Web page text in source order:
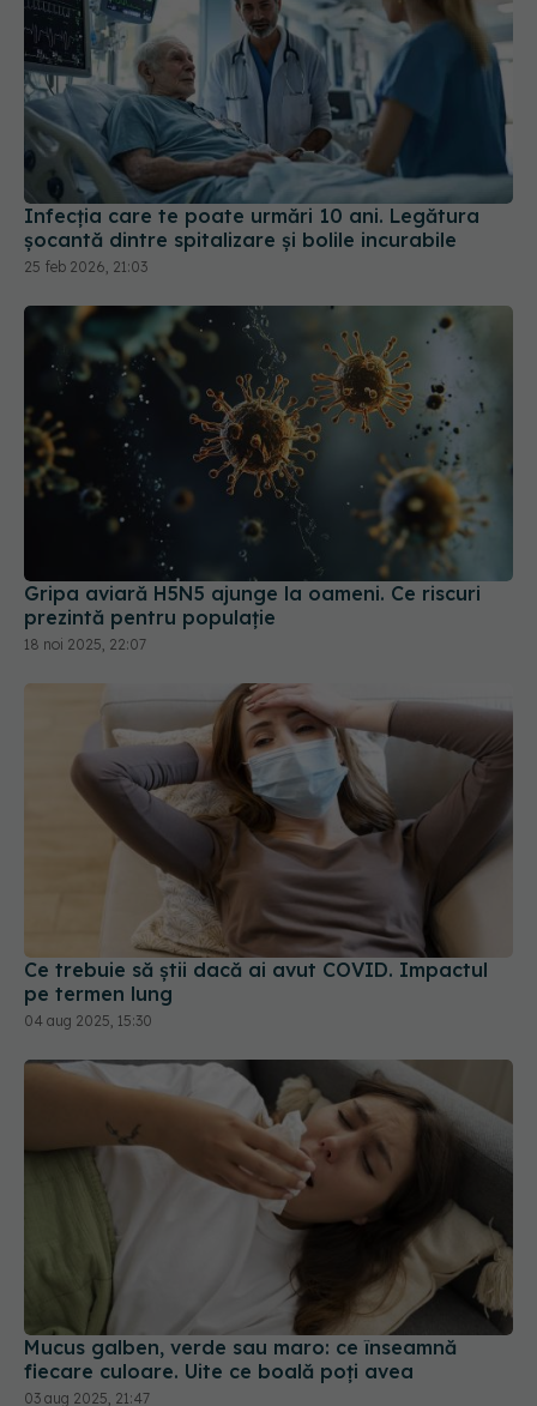
Infecția care te poate urmări 10 ani. Legătura
șocantă dintre spitalizare și bolile incurabile
25 feb 2026, 21:03
Gripa aviară H5N5 ajunge la oameni. Ce riscuri
prezintă pentru populație
18 noi 2025, 22:07
Ce trebuie să știi dacă ai avut COVID. Impactul
pe termen lung
04 aug 2025, 15:30
Mucus galben, verde sau maro: ce înseamnă
fiecare culoare. Uite ce boală poți avea
03 aug 2025, 21:47